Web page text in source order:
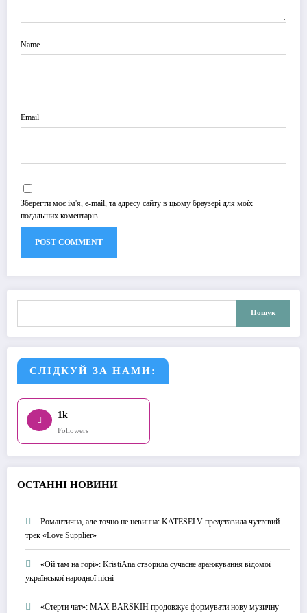
Name
Email
Зберегти моє ім'я, e-mail, та адресу сайту в цьому браузері для моїх
подальших коментарів.
Пошук
СЛІДКУЙ ЗА НАМИ:
1k
Followers
ОСТАННІ НОВИНИ
Романтична, але точно не невинна: KATESELV представила чуттєвий
трек «Love Supplier»
«Ой там на горі»: KristiAna створила сучасне аранжування відомої
української народної пісні
«Стерти чат»: MAX BARSKIH продовжує формувати нову музичну